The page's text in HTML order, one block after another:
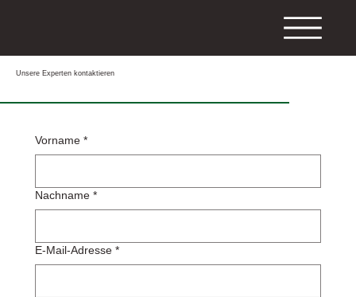
Unsere Experten kontaktieren
Vorname *
Nachname *
E-Mail-Adresse *